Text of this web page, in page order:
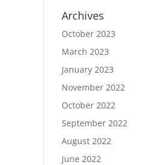
Archives
October 2023
March 2023
January 2023
November 2022
October 2022
September 2022
August 2022
June 2022